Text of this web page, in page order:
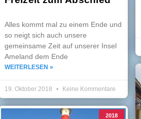
Alles kommt mal zu einem Ende und
so neigt sich auch unsere
gemeinsame Zeit auf unserer Insel
Ameland dem Ende
WEITERLESEN »
19. Oktober 2018 Keine Kommentare
2018